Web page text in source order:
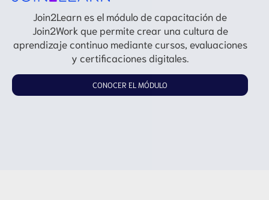
Join2Learn es el módulo de capacitación de
Join2Work que permite crear una cultura de
aprendizaje continuo mediante cursos, evaluaciones
y certificaciones digitales.
CONOCER EL MÓDULO